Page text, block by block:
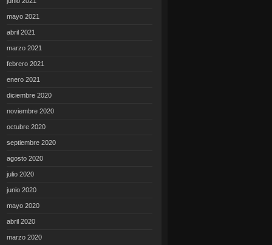
mayo 2021
abril 2021
marzo 2021
febrero 2021
enero 2021
diciembre 2020
noviembre 2020
octubre 2020
septiembre 2020
agosto 2020
julio 2020
junio 2020
mayo 2020
abril 2020
marzo 2020